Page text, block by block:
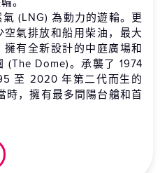
(LNG) 為動力的遊輪。更
氣排放和船用柴油，最大
有全新設計的中庭廣場和
(The Dome)。承襲了 1974
至 2020 年第二代而生的
時，擁有最多間陽台艙和首